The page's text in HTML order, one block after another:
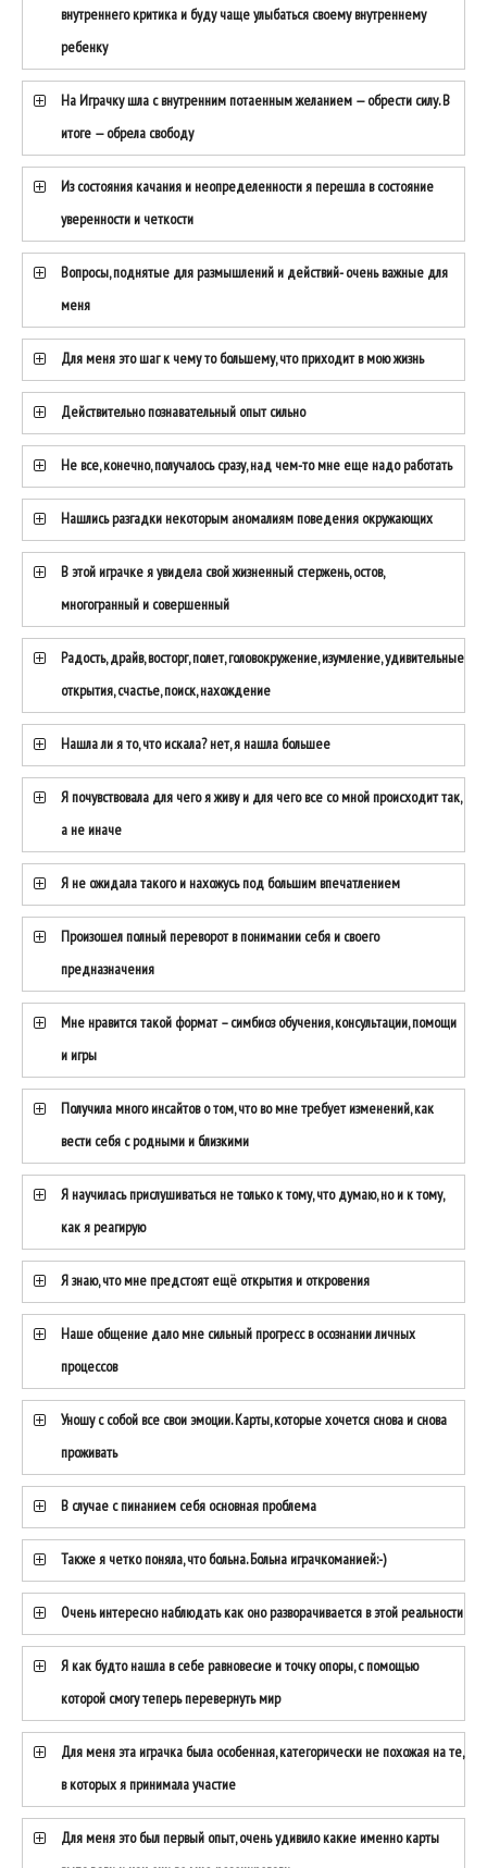
внутреннего критика и буду чаще улыбаться своему внутреннему
ребенку
На Играчку шла с внутренним потаенным желанием — обрести силу. В
итоге — обрела свободу
Из состояния качания и неопределенности я перешла в состояние
уверенности и четкости
Вопросы, поднятые для размышлений и действий- очень важные для
меня
Для меня это шаг к чему то большему, что приходит в мою жизнь
Действительно познавательный опыт сильно
Не все, конечно, получалось сразу, над чем-то мне еще надо работать
Нашлись разгадки некоторым аномалиям поведения окружающих
В этой играчке я увидела свой жизненный стержень, остов,
многогранный и совершенный
Радость, драйв, восторг, полет, головокружение, изумление, удивительные
открытия, счастье, поиск, нахождение
Нашла ли я то, что искала? нет, я нашла большее
Я почувствовала для чего я живу и для чего все со мной происходит так,
а не иначе
Я не ожидала такого и нахожусь под большим впечатлением
Произошел полный переворот в понимании себя и своего
предназначения
Мне нравится такой формат – симбиоз обучения, консультации, помощи
и игры
Получила много инсайтов о том, что во мне требует изменений, как
вести себя с родными и близкими
Я научилась прислушиваться не только к тому, что думаю, но и к тому,
как я реагирую
Я знаю, что мне предстоят ещё открытия и откровения
Наше общение дало мне сильный прогресс в осознании личных
процессов
Уношу с собой все свои эмоции. Карты, которые хочется снова и снова
проживать
В случае с пинанием себя основная проблема
Также я четко поняла, что больна. Больна играчкоманией:-)
Очень интересно наблюдать как оно разворачивается в этой реальности
Я как будто нашла в себе равновесие и точку опоры, с помощью
которой смогу теперь перевернуть мир
Для меня эта играчка была особенная, категорически не похожая на те,
в которых я принимала участие
Для меня это был первый опыт, очень удивило какие именно карты